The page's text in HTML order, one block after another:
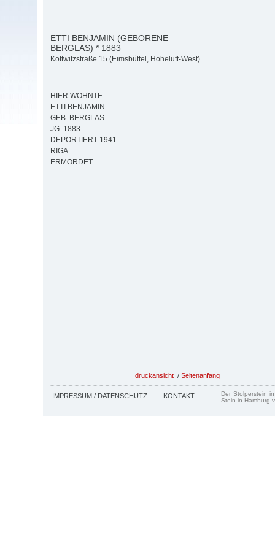
ETTI BENJAMIN (GEBORENE
BERGLAS) * 1883
Kottwitzstraße 15 (Eimsbüttel, Hoheluft-West)
HIER WOHNTE
ETTI BENJAMIN
GEB. BERGLAS
JG. 1883
DEPORTIERT 1941
RIGA
ERMORDET
druckansicht / Seitenanfang
IMPRESSUM / DATENSCHUTZ KONTAKT
Der Stolperstein
Stein in Hamburg